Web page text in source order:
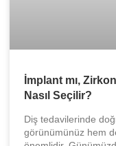
İmplant mı,
Nasıl Seçilir?
Diş tedavilerinde
görünümünüz hem